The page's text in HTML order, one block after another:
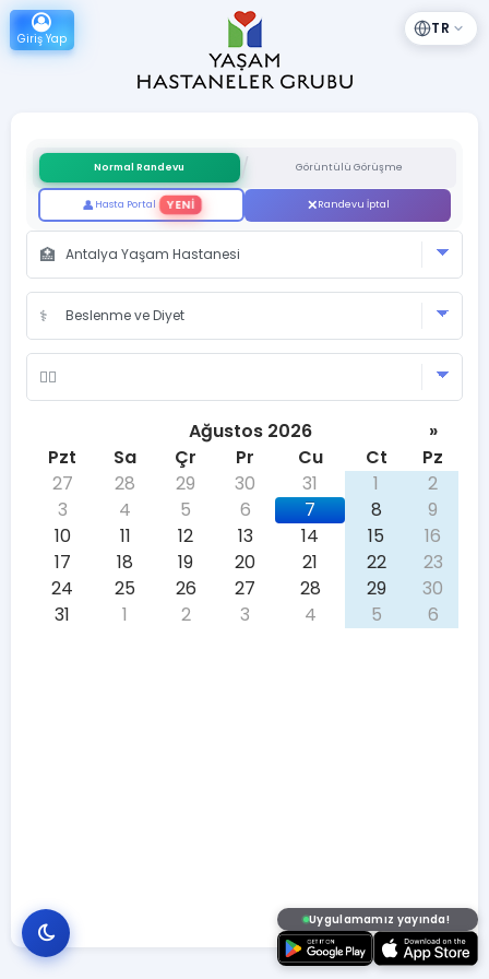
Giriş Yap
Hasta Portal YENİ
Normal Randevu / Görüntülü Görüşme
Randevu İptal
Ağustos 2026
»
Pzt
Sa Çr Pr Cu Ct
Pz
27
28 29 30 31 1
2
3
4 5 6 7 8
9
10
11 12 13 14 15
16
17
18 19 20 21 22
23
24
25 26 27 28 29
30
31
1 2 3 4 5 6
TR
Uygulamamız yayında!